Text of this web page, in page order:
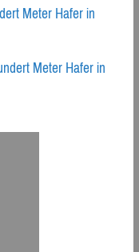
Meter Hafer in
Meter Hafer in